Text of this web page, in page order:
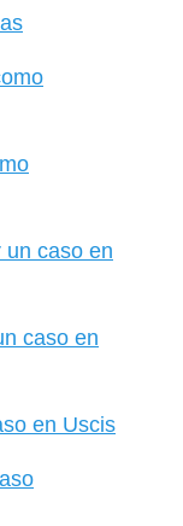
caso en